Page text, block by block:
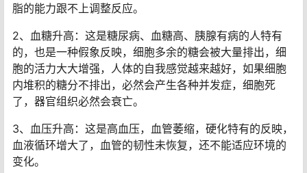
脂的能力跟不上调整反应。
2、血糖升高：这是糖尿病、血糖高、胰腺有病的人特有
的，也是一种假象反映，细胞多余的糖会被大量排出，细
胞的活力大大增强，人体的自我感觉越来越好，如果细胞
内堆积的糖分不排出，必然会产生各种并发症，细胞死
了，器官组织必然会衰亡。
3、血压升高：这是高血压，血管萎缩，硬化特有的反映，
血液循环增大了，血管的韧性未恢复，还不能适应环境的
变化。